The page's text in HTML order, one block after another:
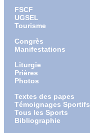
FSCF
UGSEL
Tourisme
Congrès
Manifestations
Liturgie
Prières
Photos
Textes des papes
Témoignages Sportifs
Tous les Sports
Bibliographie